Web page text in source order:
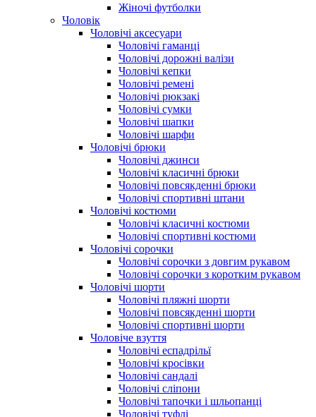
Жіночі футболки
Чоловік
Чоловічі аксесуари
Чоловічі гаманці
Чоловічі дорожні валізи
Чоловічі кепки
Чоловічі ремені
Чоловічі рюкзакі
Чоловічі сумки
Чоловічі шапки
Чоловічі шарфи
Чоловічі брюки
Чоловічі джинси
Чоловічі класичні брюки
Чоловічі повсякденні брюки
Чоловічі спортивні штани
Чоловічі костюми
Чоловічі класичні костюми
Чоловічі спортивні костюми
Чоловічі сорочки
Чоловічі сорочки з довгим рукавом
Чоловічі сорочки з коротким рукавом
Чоловічі шорти
Чоловічі пляжні шорти
Чоловічі повсякденні шорти
Чоловічі спортивні шорти
Чоловіче взуття
Чоловічі еспадрільї
Чоловічі кросівки
Чоловічі сандалі
Чоловічі сліпони
Чоловічі тапочки і шльопанці
Чоловічі туфлі